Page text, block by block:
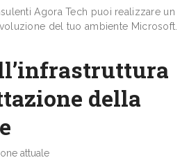
Agora Tech puoi realizzare un
del tuo ambiente Microsoft.
della
attuale